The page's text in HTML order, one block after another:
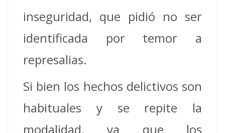
inseguridad, que pidió no ser
identificada por temor a
represalias.
Si bien los hechos delictivos son
habituales y se repite la
modalidad, ya que los